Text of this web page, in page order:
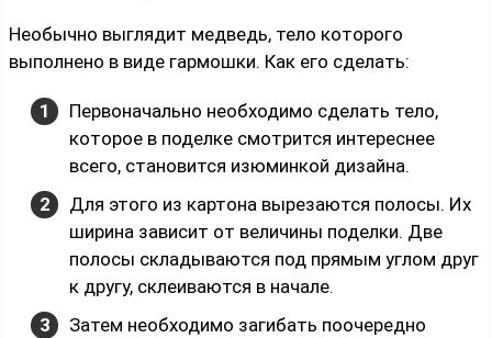
Необычно выглядит медведь, тело которого
выполнено в виде гармошки. Как его сделать:
Первоначально необходимо сделать тело,
которое в поделке смотрится интереснее
всего, становится изюминкой дизайна.
Для этого из картона вырезаются полосы. Их
ширина зависит от величины поделки. Две
полосы складываются под прямым углом друг
к другу, склеиваются в начале.
Затем необходимо загибать поочередно